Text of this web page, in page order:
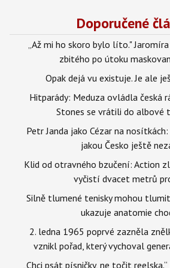
Doporučené
„Až mi ho skoro bylo líto."
zbitého po útoku
Opak dejá vu existuje. Je ale
Hitparády: Meduza ovládla česká
Stones se vrátili do albové
Petr Janda jako Cézar na
jakou Česko ještě
Klid od otravného bzučení: Action
vyčistí dvacet metrů
Silně tlumené tenisky mohou
ukazuje anatomie
2. ledna 1965 poprvé zazněla
vznikl pořad, který vychoval
„Chci psát písničky, ne točit